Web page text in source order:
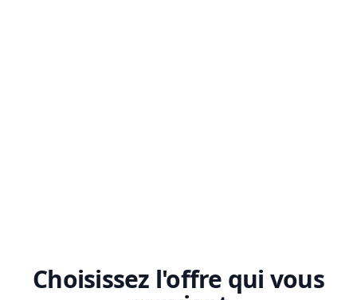
Choisissez l'offre qui vous